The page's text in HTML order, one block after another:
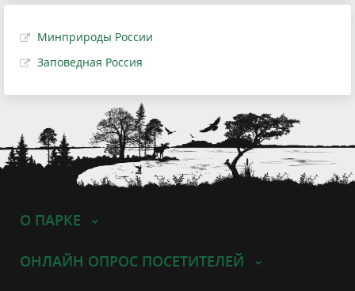
Минприроды России
Заповедная Россия
О ПАРКЕ
ОНЛАЙН ОПРОС ПОСЕТИТЕЛЕЙ